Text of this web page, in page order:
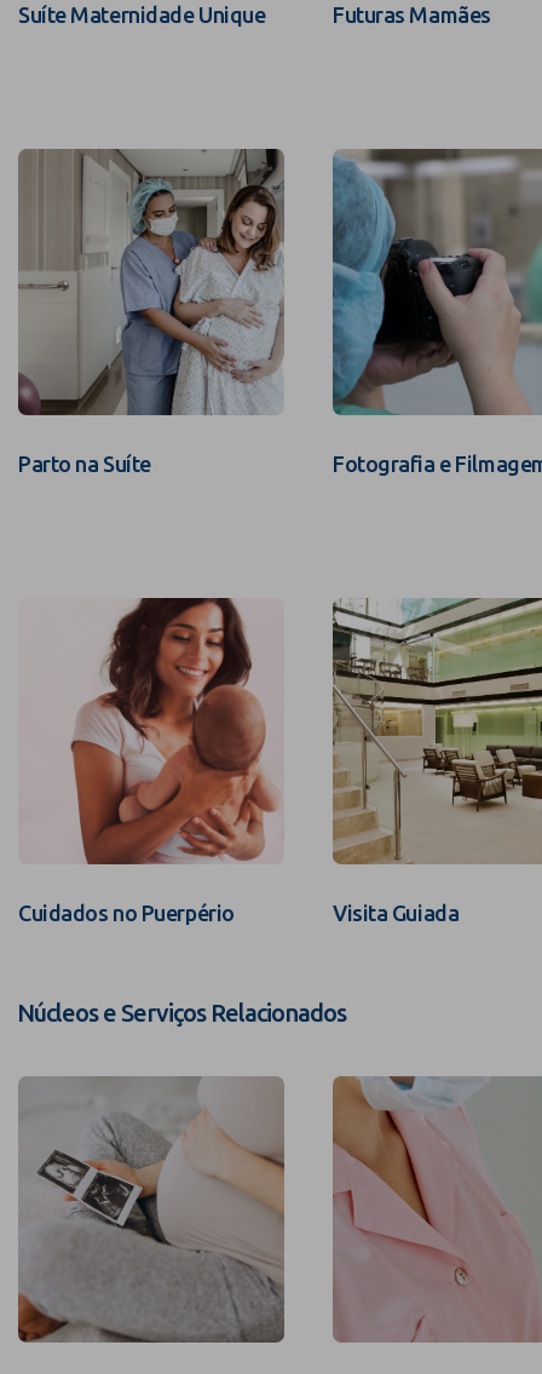
Suíte Maternidade Unique Futuras Mamães
Parto na Suíte Fotografia e
Cuidados no Puerpério Visita Guiada
Núcleos e Serviços Relacionados